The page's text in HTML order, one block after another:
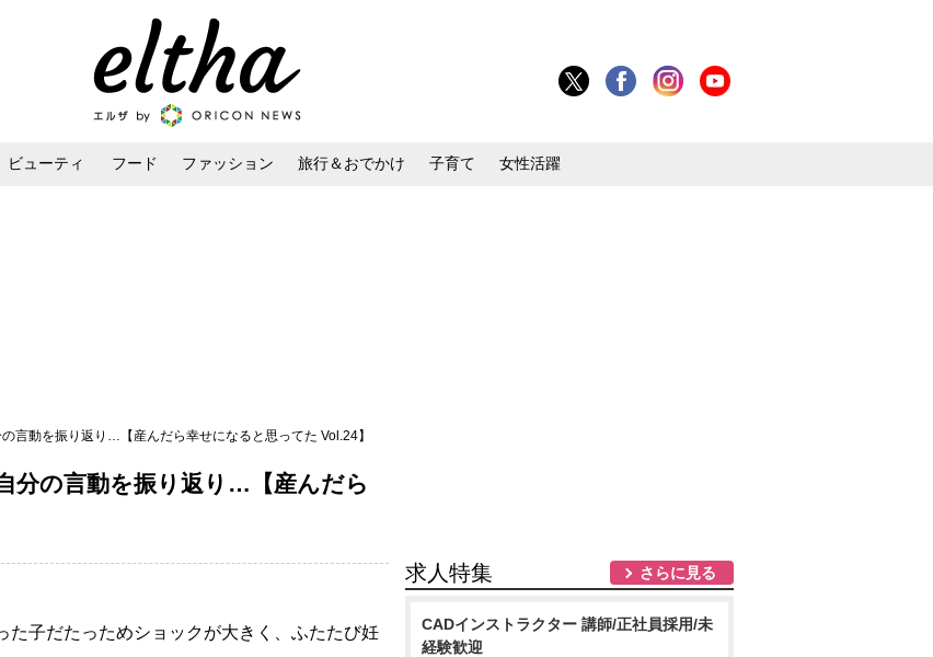
ビューティ フード ファッション 旅行＆おでかけ 子育て 女性活躍
言動を振り返り…【産んだら幸せになると思ってた Vol.24】
の言動を振り返り…【産んだら
子だたっためショックが大きく、ふたたび妊
求人特集 さらに見る
CADインストラクター 講師/正社員採用/未
経験歓迎